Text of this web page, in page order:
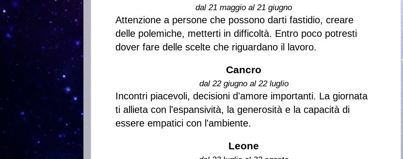
dal 21 maggio al 21 giugno
Attenzione a persone che possono darti fastidio, creare
delle polemiche, metterti in difficoltà. Entro poco potresti
dover fare delle scelte che riguardano il lavoro.
Cancro
dal 22 giugno al 22 luglio
Incontri piacevoli, decisioni d'amore importanti. La giornata
ti allieta con l'espansività, la generosità e la capacità di
essere empatici con l'ambiente.
Leone